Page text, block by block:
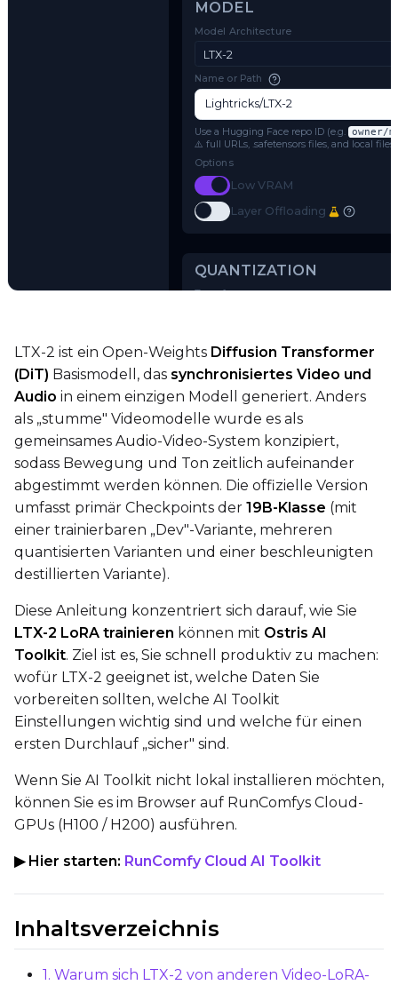
MODEL
Model Architecture
LTX-2
Options
ToggleLow VRAM
Low VRAM
QUANTIZATION
qfloat8 (default)
Text Encoder
qfloat8 (default)
Compile Options
Toggle Compile Model
Compile Model
TARGET
Target Type
LoRA
Linear Rank
SAVE
Data Type
Save Every
LTX-2 ist ein Open-Weights Diffusion Transformer
(DiT) Basismodell, das synchronisiertes Video und
Audio in einem einzigen Modell generiert. Anders
als „stumme" Videomodelle wurde es als
gemeinsames Audio-Video-System konzipiert,
sodass Bewegung und Ton zeitlich aufeinander
abgestimmt werden können. Die offizielle Version
umfasst primär Checkpoints der 19B-Klasse (mit
einer trainierbaren „Dev"-Variante, mehreren
quantisierten Varianten und einer beschleunigten
destillierten Variante).
Diese Anleitung konzentriert sich darauf, wie Sie
LTX-2 LoRA trainieren können mit Ostris AI
Toolkit. Ziel ist es, Sie schnell produktiv zu machen:
wofür LTX-2 geeignet ist, welche Daten Sie
vorbereiten sollten, welche AI Toolkit
Einstellungen wichtig sind und welche für einen
ersten Durchlauf „sicher" sind.
Wenn Sie AI Toolkit nicht lokal installieren möchten,
können Sie es im Browser auf RunComfys Cloud-
GPUs (H100 / H200) ausführen.
▶ Hier starten: RunComfy Cloud AI Toolkit
Inhaltsverzeichnis
1. Warum sich LTX-2 von anderen Video-LoRA-